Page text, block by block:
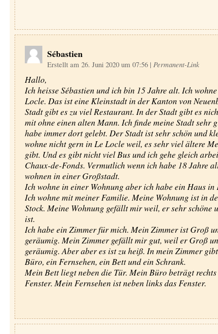
Sébastien
Erstellt am 26. Juni 2020 um 07:56 | Permanent-Link
Hallo,
Ich heisse Sébastien und ich bin 15 Jahre alt. Ich
Locle. Das ist eine Kleinstadt in der Kanton von
Stadt gibt es zu viel Restaurant. In der Stadt gibt es
mit ohne einen alten Mann. Ich finde meine Stadt sehr
habe immer dort gelebt. Der Stadt ist sehr schön und
wohne nicht gern in Le Locle weil, es sehr viel ältere
gibt. Und es gibt nicht viel Bus und ich gehe gleich
Chaux-de-Fonds. Vermutlich wenn ich habe 18 Jahre
wohnen in einer Großstadt.
Ich wohne in einer Wohnung aber ich habe ein Haus in
Ich wohne mit meiner Familie. Meine Wohnung ist in
Stock. Meine Wohnung gefällt mir weil, er sehr schöne
ist.
Ich habe ein Zimmer für mich. Mein Zimmer ist Groß
geräumig. Mein Zimmer gefällt mir gut, weil er Groß
geräumig. Aber aber es ist zu heiß. In mein Zimmer
Büro, ein Fernsehen, ein Bett und ein Schrank.
Mein Bett liegt neben die Tür. Mein Büro beträgt
Fenster. Mein Fernsehen ist neben links das Fenster.